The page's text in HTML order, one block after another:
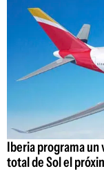
Iberia programa un
total de Sol el